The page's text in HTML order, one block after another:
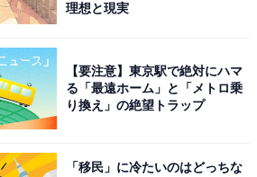
理想と現実
【要注意】東京駅で絶対にハマ
る「最遠ホーム」と「メトロ乗
り換え」の絶望トラップ
「移民」に冷たいのはどっちな